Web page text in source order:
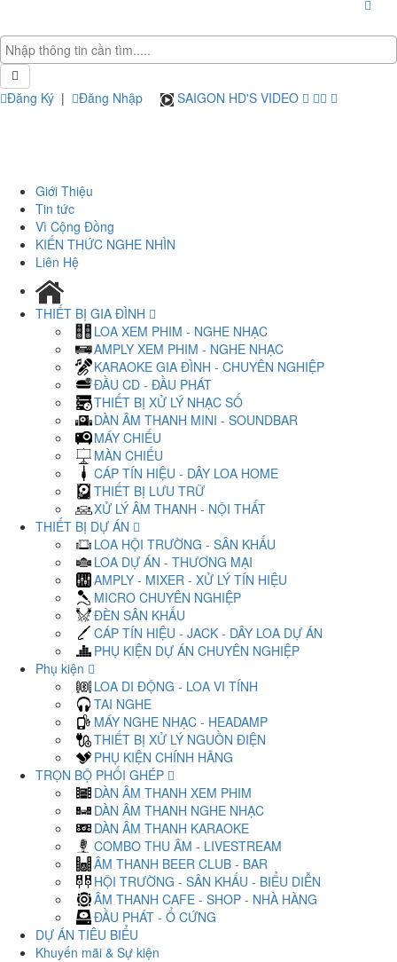
Đăng Ký | Đăng Nhập SAIGON HD'S VIDEO
Giới Thiệu
Tin tức
Vì Cộng Đồng
KIẾN THỨC NGHE NHÌN
Liên Hệ
THIẾT BỊ GIA ĐÌNH
LOA XEM PHIM - NGHE NHẠC
AMPLY XEM PHIM - NGHE NHẠC
KARAOKE GIA ĐÌNH - CHUYÊN NGHIỆP
ĐẦU CD - ĐẦU PHÁT
THIẾT BỊ XỬ LÝ NHẠC SỐ
DÀN ÂM THANH MINI - SOUNDBAR
MÁY CHIẾU
MÀN CHIẾU
CÁP TÍN HIỆU - DÂY LOA HOME
THIẾT BỊ LƯU TRỮ
XỬ LÝ ÂM THANH - NỘI THẤT
THIẾT BỊ DỰ ÁN
LOA HỘI TRƯỜNG - SÂN KHẤU
LOA DỰ ÁN - THƯƠNG MẠI
AMPLY - MIXER - XỬ LÝ TÍN HIỆU
MICRO CHUYÊN NGHIỆP
ĐÈN SÂN KHẤU
CÁP TÍN HIỆU - JACK - DÂY LOA DỰ ÁN
PHỤ KIỆN DỰ ÁN CHUYÊN NGHIỆP
Phụ kiện
LOA DI ĐỘNG - LOA VI TÍNH
TAI NGHE
MÁY NGHE NHẠC - HEADAMP
THIẾT BỊ XỬ LÝ NGUỒN ĐIỆN
PHỤ KIỆN CHÍNH HÃNG
TRỌN BỘ PHỐI GHÉP
DÀN ÂM THANH XEM PHIM
DÀN ÂM THANH NGHE NHẠC
DÀN ÂM THANH KARAOKE
COMBO THU ÂM - LIVESTREAM
ÂM THANH BEER CLUB - BAR
HỘI TRƯỜNG - SÂN KHẤU - BIỂU DIỄN
ÂM THANH CAFE - SHOP - NHÀ HÀNG
ĐẦU PHÁT - Ổ CỨNG
DỰ ÁN TIÊU BIỂU
Khuyến mãi & Sự kiện